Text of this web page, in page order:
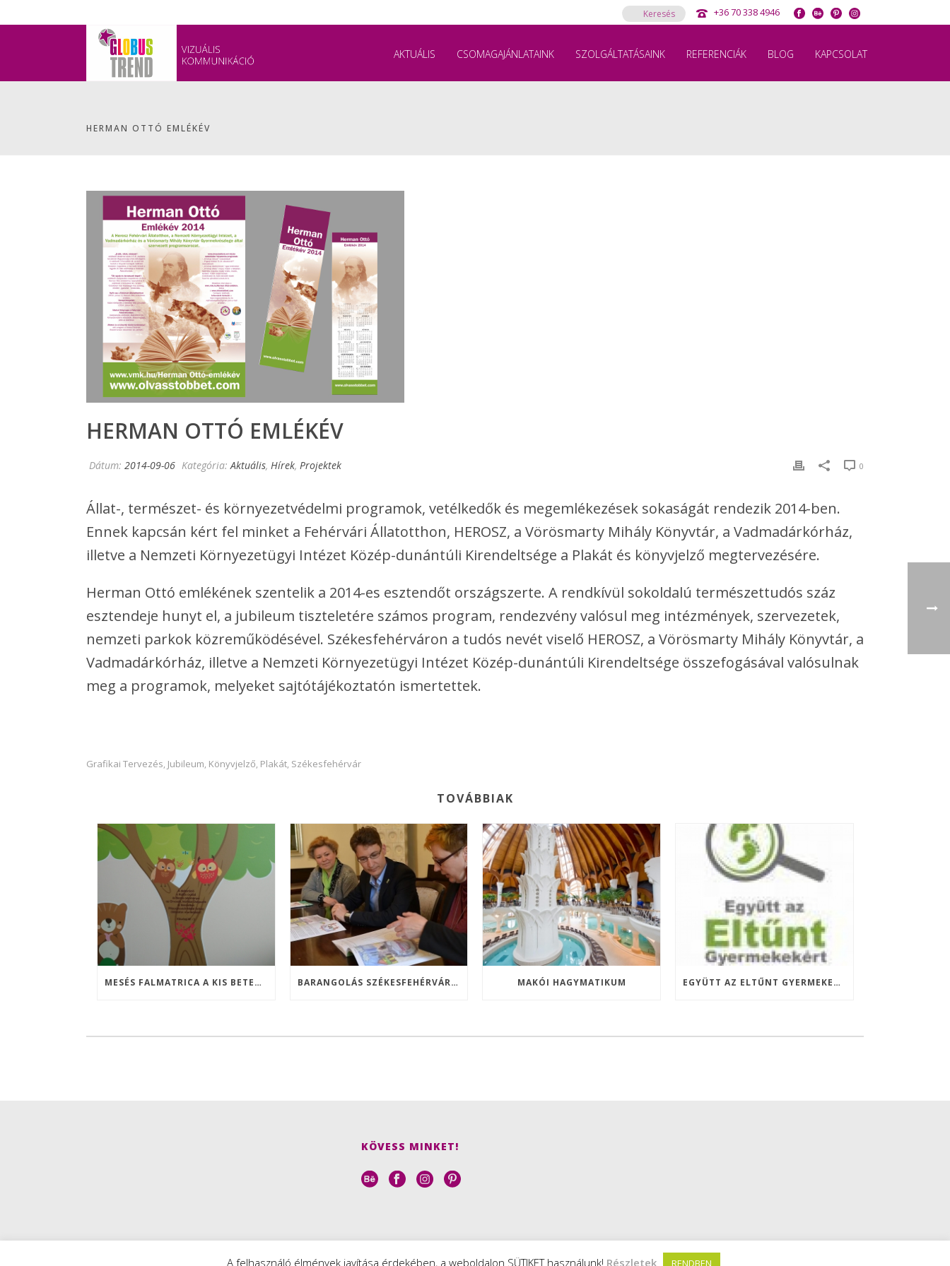
+36 70 338 4946
AKTUÁLIS CSOMAGAJÁNLATAINK SZOLGÁLTATÁSAINK REFERENCIÁK BLOG KAPCSOLAT
HERMAN OTTÓ EMLÉKÉV
HERMAN OTTÓ EMLÉKÉV
Dátum: 2014-09-06 Kategória:Aktuális, Hírek, Projektek 0
Állat-, természet- és környezetvédelmi programok, vetélkedők és megemlékezések sokaságát rendezik 2014-ben.
Ennek kapcsán kért fel minket a Fehérvári Állatotthon, HEROSZ, a Vörösmarty Mihály Könyvtár, a Vadmadárkórház,
illetve a Nemzeti Környezetügyi Intézet Közép-dunántúli Kirendeltsége a Plakát és könyvjelző megtervezésére.
Herman Ottó emlékének szentelik a 2014-es esztendőt országszerte. A rendkívül sokoldalú természettudós száz
esztendeje hunyt el, a jubileum tiszteletére számos program, rendezvény valósul meg intézmények, szervezetek,
nemzeti parkok közreműködésével. Székesfehérváron a tudós nevét viselő HEROSZ, a Vörösmarty Mihály Könyvtár, a
Vadmadárkórház, illetve a Nemzeti Környezetügyi Intézet Közép-dunántúli Kirendeltsége összefogásával valósulnak
meg a programok, melyeket sajtótájékoztatón ismertettek.
Grafikai Tervezés, Jubileum, Könyvjelző, Plakát, Székesfehérvár
TOVÁBBIAK
MESÉS FALMATRICA A KIS BETEGEKNEK BARANGOLÁS SZÉKESFEHÉRVÁRON, A KIRÁLYOK VÁROSÁBAN MAKÓI HAGYMATIKUM EGYÜTT AZ ELTŰNT GYERMEKEKÉRT ALAPÍTVÁNY
KÖVESS MINKET!
A felhasználó élmények javítása érdekében, a weboldalon SÜTIKET használunk! Részletek RENDBEN